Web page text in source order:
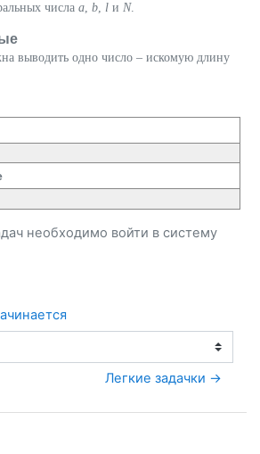
числа a, b, l и N.
выводить одно число – искомую длину
необходимо войти в систему
Легкие задачки →